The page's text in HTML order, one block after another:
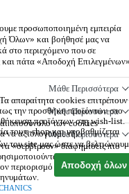
προσωποποιημένη εμπειρία
Όλων» και βοήθησέ μας να
στο περιεχόμενο που σε
και πάτα «Αποδοχή
Μάθε Περισσότερα
απαραίτητα cookies επιτρέπουν
την προσθήκη προϊόντων στο
προϊόντων στη wish-list.
του e-shop και υποβαθμίζεται
Μάθε Περισσότερα
υποσύνολο των cookies
να αξιολογούμε την
του site μας ώστε να
Μάθε Περισσότερα
«σερβίρουν» διαφημίσεις πιο
επίσης για την
περιορισμό των μαζικών,
Αποδοχή όλων